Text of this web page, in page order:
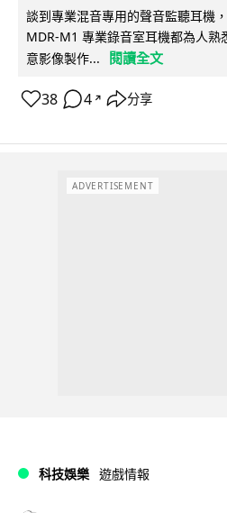
談到專業混音專用的聲音監聽耳機
MDR-M1 專業錄音室耳機都為人熟
意影像製作...
閱讀全文
38 4 ↗ 分享
ADVERTISEMENT
科技娛樂 遊戲情報